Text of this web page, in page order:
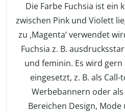
Die Farbe Fuchsia ist ein
zwischen Pink und Violett
zu ‚Magenta‘ verwendet
Fuchsia z. B.
und feminin. Es wird
eingesetzt, z. B. als
Werbebannern oder als
Bereichen Design,